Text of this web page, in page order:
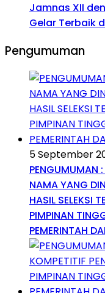
Jamnas XII
Gelar Terbaik
Pengumuman
5 September
PENGUMUMAN
NAMA YANG
HASIL SELEKSI
PIMPINAN
PEMERINTAH